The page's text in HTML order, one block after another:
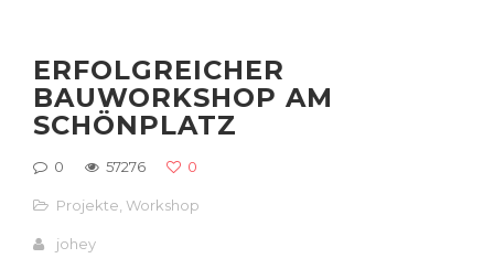
ERFOLGREICHER
BAUWORKSHOP AM
SCHÖNPLATZ
0 57276 0
Projekte ,Workshop
johey